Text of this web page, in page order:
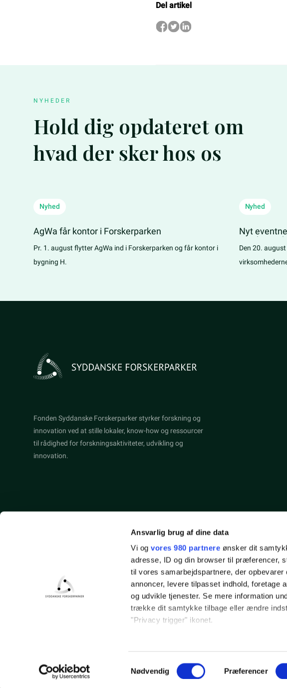
Ansvarlig brug af dine data
Vi ogvores 980 partnere ønsker dit
adresse, ID og din browser til præferencer,
til vores samarbejdspartnere, der
annoncer, levere tilpasset indhold, foretage
og udvikle tjenester. Se mere information
trække dit samtykke tilbage eller ændre
"Privacy trigger" ikonet.
Vi bruger cookies til at tilpasse vores
til at analysere vores trafik. Vi deler også
Samtykkevalg
Nødvendig Præferencer
Del artikel
NYHEDER
Hold dig opdateret om
hvad der sker hos os
Nyhed
AgWa får kontor i Forskerparken
Pr. 1. august flytter AgWa ind i Forskerparken og får kontor i
bygning H.
Nyhed
Nyt
Den 20.
Fonden Syddanske Forskerparker styrker forskning og
innovation ved at stille lokaler, know-how og ressourcer
til rådighed for forskningsaktiviteter, udvikling og
innovation.
Persondata- og cookiepolitik